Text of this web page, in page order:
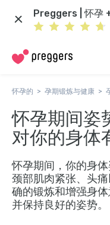
Preggers | 怀孕
怀孕的 孕期锻炼与健康
怀孕期间姿
对你的身体
怀孕期间，你的身
颈部肌肉紧张、头
确的锻炼和增强身
并保持良好的姿势。